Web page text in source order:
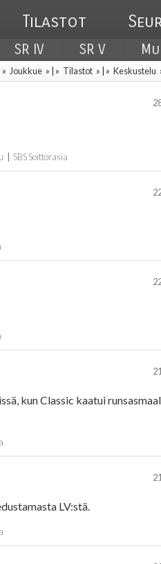
Tilastot
SR IV SR V
» Joukkue » | » Tilastot » | » Keskustelu
SBS Soittorasia
kun Classic kaatui
LV:stä.